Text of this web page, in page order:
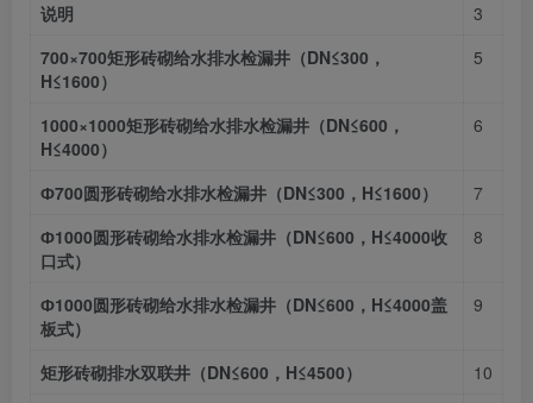
说明
3
700×700矩形砖砌给水排水检漏井（DN≤300，
H≤1600）
5
1000×1000矩形砖砌给水排水检漏井（DN≤600，
H≤4000）
6
Ф700圆形砖砌给水排水检漏井（DN≤300，H≤1600）
7
Ф1000圆形砖砌给水排水检漏井（DN≤600，H≤4000收
口式）
8
Ф1000圆形砖砌给水排水检漏井（DN≤600，H≤4000盖
板式）
9
矩形砖砌排水双联井（DN≤600，H≤4500）
10